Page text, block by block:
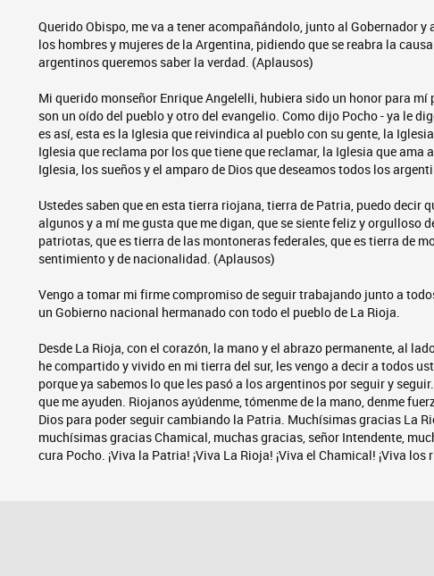
Querido Obispo, me va a tener acompañándolo, junto al Gobernador
los hombres y mujeres de la Argentina, pidiendo que se reabra la
argentinos queremos saber la verdad. (Aplausos)
Mi querido monseñor Enrique Angelelli, hubiera sido un honor para
son un oído del pueblo y otro del evangelio. Como dijo Pocho - ya le
es así, esta es la Iglesia que reivindica al pueblo con su gente, la
Iglesia que reclama por los que tiene que reclamar, la Iglesia que
Iglesia, los sueños y el amparo de Dios que deseamos todos los
Ustedes saben que en esta tierra riojana, tierra de Patria, puedo decir
algunos y a mí me gusta que me digan, que se siente feliz y orgulloso
patriotas, que es tierra de las montoneras federales, que es tierra de
sentimiento y de nacionalidad. (Aplausos)
Vengo a tomar mi firme compromiso de seguir trabajando junto a
un Gobierno nacional hermanado con todo el pueblo de La Rioja.
Desde La Rioja, con el corazón, la mano y el abrazo permanente, al
he compartido y vivido en mi tierra del sur, les vengo a decir a todos
porque ya sabemos lo que les pasó a los argentinos por seguir y
que me ayuden. Riojanos ayúdenme, tómenme de la mano, denme
Dios para poder seguir cambiando la Patria. Muchísimas gracias La
muchísimas gracias Chamical, muchas gracias, señor Intendente,
cura Pocho. ¡Viva la Patria! ¡Viva La Rioja! ¡Viva el Chamical! ¡Viva los